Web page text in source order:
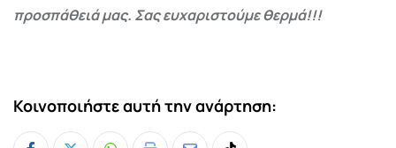
προσπάθειά μας. Σας ευχαριστούμε θερμά!!!
Κοινοποιήστε αυτή την ανάρτηση: